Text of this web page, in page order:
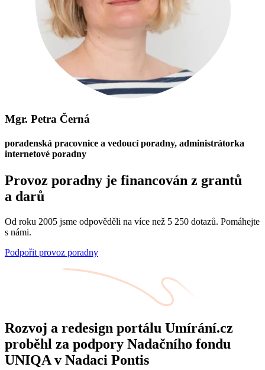
Mgr. Petra Černá
poradenská pracovnice a vedoucí poradny, administrátorka
internetové poradny
Provoz poradny je financován z grantů
a darů
Od roku 2005 jsme odpověděli na více než 5 250 dotazů. Pomáhejte
s námi.
Podpořit provoz poradny
Rozvoj a redesign portálu Umírání.cz
proběhl za podpory Nadačního fondu
UNIQA v Nadaci Pontis